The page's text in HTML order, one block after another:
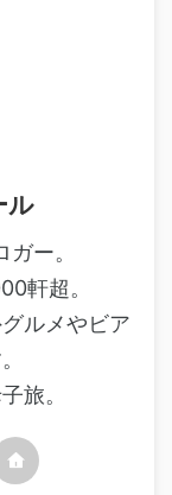
ル
ー。
軒超。
ルメやビア
旅。